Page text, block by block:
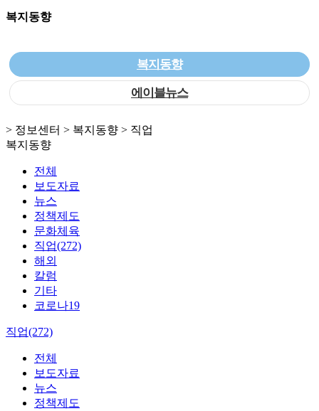
복지동향
복지동향
에이블뉴스
> 정보센터 > 복지동향 > 직업
복지동향
전체
보도자료
뉴스
정책제도
문화체육
직업(272)
해외
칼럼
기타
코로나19
직업(272)
전체
보도자료
뉴스
정책제도